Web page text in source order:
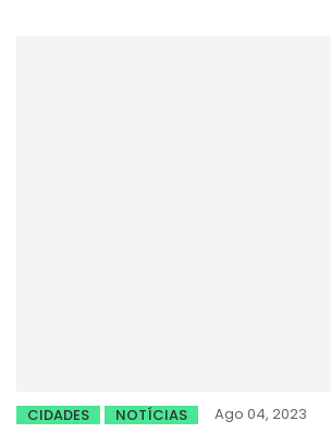
CIDADES NOTÍCIAS Ago 04, 2023